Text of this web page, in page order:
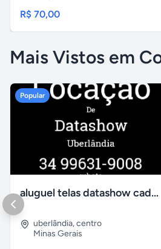
R$ 70,00
Mais Vistos em
Popular
aluguel telas datashow cadeiras uberlândia
uberlândia,centro
Minas Gerais